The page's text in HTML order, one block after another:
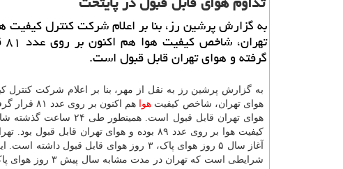
به گزارش پرشین رز، بنا بر اعلام شرکت کنترل کیفیت
گرفته و هوای تهران قابل قبول است.
به گزارش پرشین رز به نقل از مهر، بنا بر اعلام شرکت کنترل
هوای تهران، شاخص کیفیت هوا
هم اکنون بر روی عدد ۸۱
هوای تهران قابل قبول است. همینطور طی ۲۴
کیفیت هوا بر روی عدد ۸۹ بوده و هوای تهران قابل قبول بود.
آغاز سال ۵ روز هوای پاک، ۳ روز هوای قابل قبول داشته